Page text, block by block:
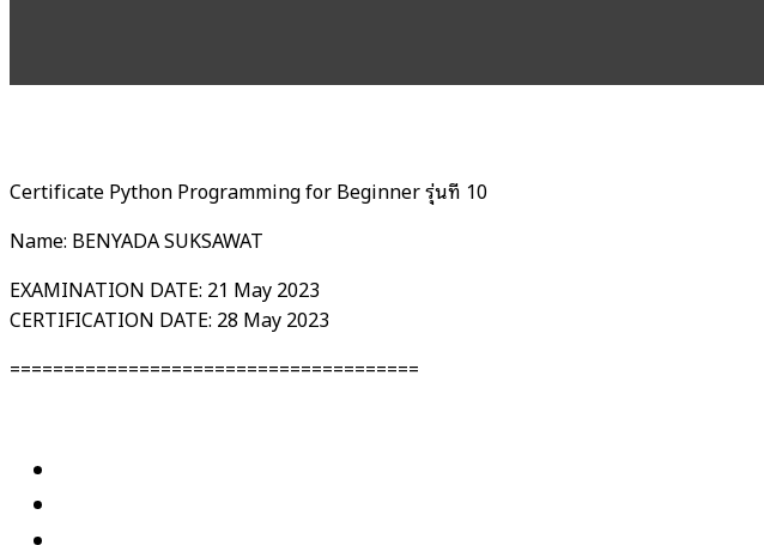
Certificate Python Programming for Beginner รุ่นที่ 10
Name: BENYADA SUKSAWAT
EXAMINATION DATE: 21 May 2023
CERTIFICATION DATE: 28 May 2023
======================================